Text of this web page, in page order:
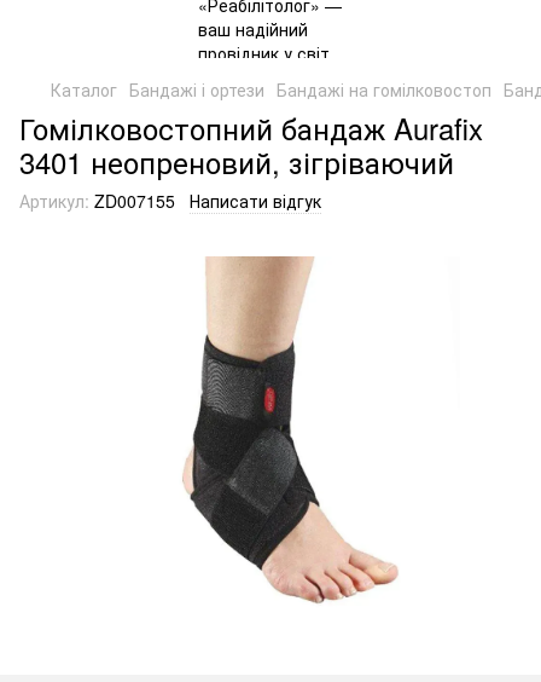
Каталог Бандажі і ортези Бандажі на гомілковостоп
Гомілковостопний бандаж Aurafix
3401 неопреновий, зігріваючий
Артикул: ZD007155 Написати відгук